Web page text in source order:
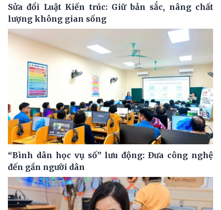
Sửa đổi Luật Kiến trúc: Giữ bản sắc, nâng chất
lượng không gian sống
“Bình dân học vụ số” lưu động: Đưa công nghệ
đến gần người dân